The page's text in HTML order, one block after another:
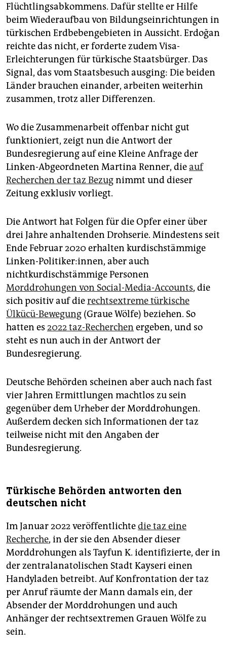
Flüchtlingsabkommens. Dafür stellte er Hilfe
beim Wiederaufbau von Bildungseinrichtungen in
türkischen Erdbebengebieten in Aussicht. Erdoğan
reichte das nicht, er forderte zudem Visa-
Erleichterungen für türkische Staatsbürger. Das
Signal, das vom Staatsbesuch ausging: Die beiden
Länder brauchen einander, arbeiten weiterhin
zusammen, trotz aller Differenzen.
Wo die Zusammenarbeit offenbar nicht gut
funktioniert, zeigt nun die Antwort der
Bundesregierung auf eine Kleine Anfrage der
Linken-Abgeordneten Martina Renner, dieauf
Recherchen der taz Bezugnimmt und dieser
Zeitung exklusiv vorliegt.
Die Antwort hat Folgen für die Opfer einer über
drei Jahre anhaltenden Drohserie. Mindestens seit
Ende Februar 2020 erhalten kurdischstämmige
Linken-Politiker:innen, aber auch
nichtkurdischstämmige Personen
Morddrohungen von Social-Media-Accounts, die
sich positiv auf dierechtsextreme türkische
Ülkücü-Bewegung (Graue Wölfe) beziehen. So
hatten es 2022 taz-Recherchen ergeben, und so
steht es nun auch in der Antwort der
Bundesregierung.
Deutsche Behörden scheinen aber auch nach fast
vier Jahren Ermittlungen machtlos zu sein
gegenüber dem Urheber der Morddrohungen.
Außerdem decken sich Informationen der taz
teilweise nicht mit den Angaben der
Bundesregierung.
Türkische Behörden antworten den
deutschen nicht
Im Januar 2022 veröffentlichtedie taz eine
Recherche, in der sie den Absender dieser
Morddrohungen als Tayfun K. identifizierte, der in
der zentralanatolischen Stadt Kayseri einen
Handyladen betreibt. Auf Konfrontation der taz
per Anruf räumte der Mann damals ein, der
Absender der Morddrohungen und auch
Anhänger der rechtsextremen Grauen Wölfe zu
sein.